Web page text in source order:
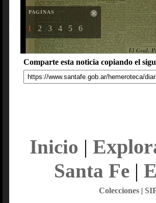
PAGINAS
1 2 3 4 5 6
Comparte esta noticia copiando el
Inicio |
Santa Fe|
Colecciones|